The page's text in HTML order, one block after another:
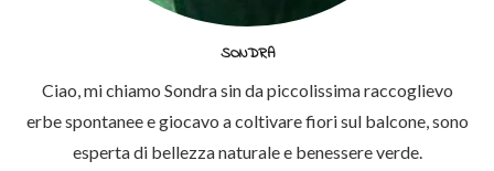
SONDRA
Ciao, mi chiamo Sondra sin da piccolissima raccoglievo
erbe spontanee e giocavo a coltivare fiori sul balcone, sono
esperta di bellezza naturale e benessere verde.